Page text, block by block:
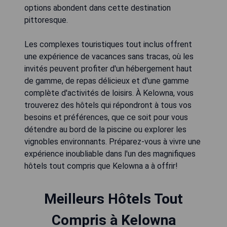
options abondent dans cette destination
pittoresque.
Les complexes touristiques tout inclus offrent
une expérience de vacances sans tracas, où les
invités peuvent profiter d'un hébergement haut
de gamme, de repas délicieux et d'une gamme
complète d'activités de loisirs. À Kelowna, vous
trouverez des hôtels qui répondront à tous vos
besoins et préférences, que ce soit pour vous
détendre au bord de la piscine ou explorer les
vignobles environnants. Préparez-vous à vivre une
expérience inoubliable dans l'un des magnifiques
hôtels tout compris que Kelowna a à offrir!
Meilleurs Hôtels Tout
Compris à Kelowna